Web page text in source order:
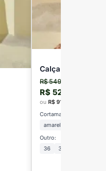
Calça Cargo
R$ 549,00
R$ 521,55
ou R$ 91,50
Cortamanho:
amarelo biscuit
Outro:
36
38